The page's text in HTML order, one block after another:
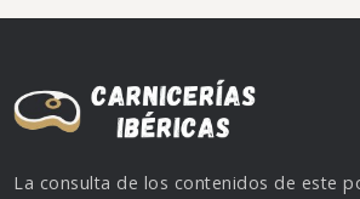
La consulta de los contenidos de este